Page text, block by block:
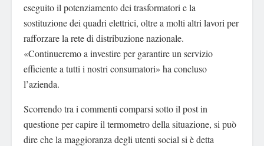
eseguito il potenziamento dei trasformatori e la
sostituzione dei quadri elettrici, oltre a molti altri lavori per
rafforzare la rete di distribuzione nazionale.
«Continueremo a investire per garantire un servizio
efficiente a tutti i nostri consumatori» ha concluso
l’azienda.
Scorrendo tra i commenti comparsi sotto il post in
questione per capire il termometro della situazione, si può
dire che la maggioranza degli utenti social si è detta